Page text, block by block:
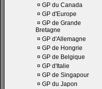
¤ GP du Canada
¤ GP d'Europe
¤ GP de Grande
Bretagne
¤ GP d'Allemagne
¤ GP de Hongrie
¤ GP de Belgique
¤ GP d'Italie
¤ GP de Singapour
¤ GP du Japon